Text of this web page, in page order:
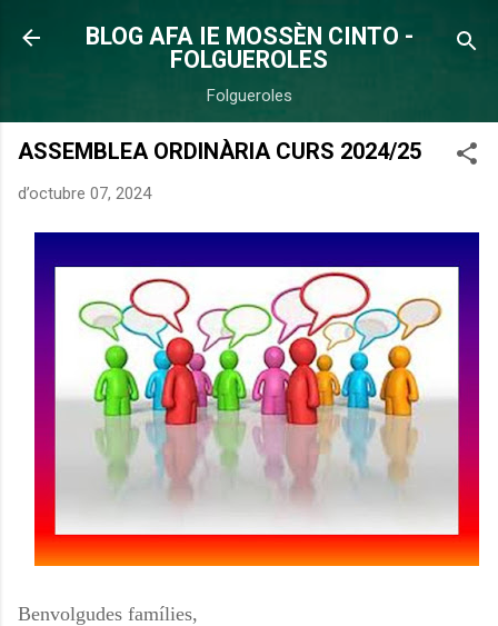
Salta al contingut principal
BLOG AFA IE MOSSÈN CINTO -
FOLGUEROLES
Folgueroles
ASSEMBLEA ORDINÀRIA CURS 2024/25
d’octubre 07, 2024
Benvolgudes famílies,